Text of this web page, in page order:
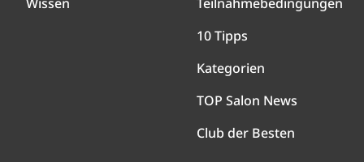
10 Tipps
Kategorien
TOP Salon News
Club der Besten